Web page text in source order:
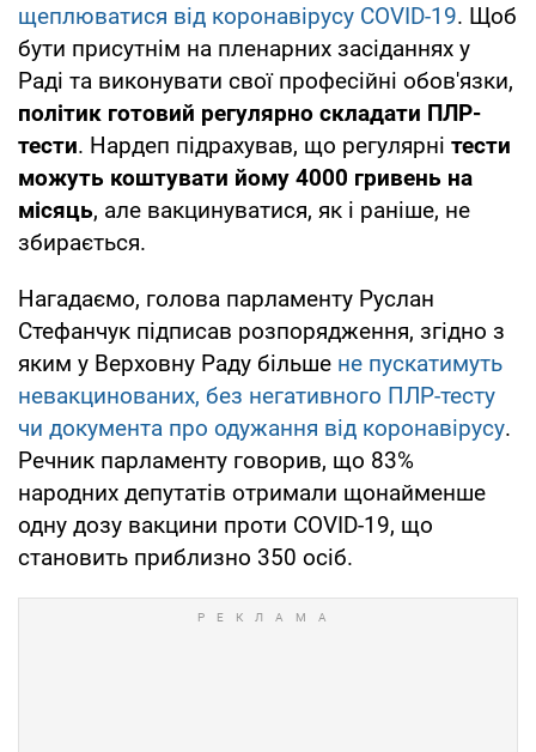
щеплюватися від коронавірусу COVID-19. Щоб
бути присутнім на пленарних засіданнях у
Раді та виконувати свої професійні обов'язки,
політик готовий регулярно складати ПЛР-
тести. Нардеп підрахував, що регулярні тести
можуть коштувати йому 4000 гривень на
місяць, але вакцинуватися, як і раніше, не
збирається.
Нагадаємо, голова парламенту Руслан
Стефанчук підписав розпорядження, згідно з
яким у Верховну Раду більше не пускатимуть
невакцинованих, без негативного ПЛР-тесту
чи документа про одужання від коронавірусу.
Речник парламенту говорив, що 83%
народних депутатів отримали щонайменше
одну дозу вакцини проти COVID-19, що
становить приблизно 350 осіб.